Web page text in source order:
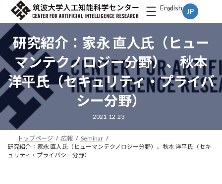
テ
ン
へ
ス
キ
ッ
プ
ゲ
ー
ョ
ン
に
移
動
English
研究紹介：家永 直人氏（ヒュー
マンテクノロジー分野）、秋本
洋平氏（セキュリティ・プライバ
シー分野）
2021-12-23
トップページ 広報
Seminar
研究紹介：家永 直人氏（ヒューマンテクノロジー分野）、秋本 洋平氏（セキ
ュリティ・プライバシー分野）